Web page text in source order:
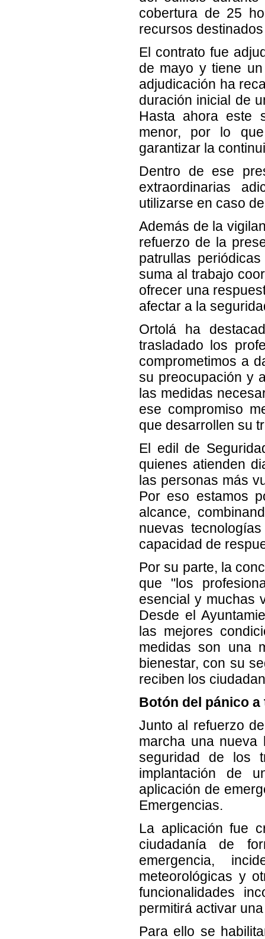
cobertura de 25
recursos
El contrato fue
de mayo y tiene
adjudicación ha
duración inicial de
Hasta ahora este
menor, por lo
garantizar la
Dentro de ese
extraordinarias
utilizarse en caso
Además de la
refuerzo de la
patrullas
suma al trabajo
ofrecer una
afectar a la
Ortolá ha
trasladado los
comprometimos a
su preocupación y
las medidas
ese compromiso
que desarrollen su
El edil de
quienes atienden
las personas más
Por eso estamos
alcance,
nuevas
capacidad de
Por su parte, la
que "los
esencial y muchas
Desde el
las mejores
medidas son una
bienestar, con su
reciben los
Botón del pánico
Junto al refuerzo
marcha una nueva
seguridad de los
implantación de
aplicación de
Emergencias.
La aplicación fue
ciudadanía de
emergencia,
meteorológicas y
funcionalidades
permitirá activar
Para ello se